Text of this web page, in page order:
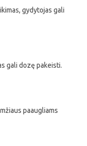
gydytojas gali
gali dozę pakeisti.
paaugliams